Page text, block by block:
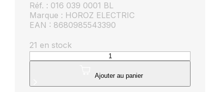
Réf. : 016 039 0001 BL
Marque : HOROZ ELECTRIC
EAN : 8680985543390
21 en stock
quantité
de
spot
Ajouter au panier